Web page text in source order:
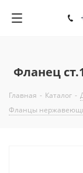
Фланец
Главная - Каталог -
Фланцы